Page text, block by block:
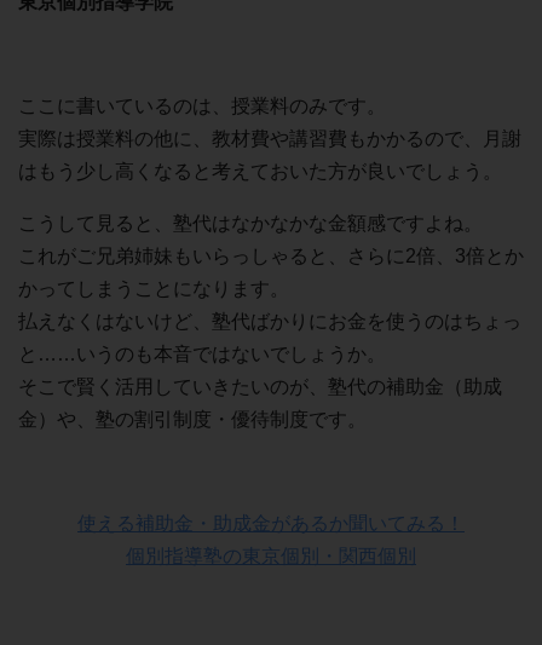
ここに書いているのは、授業料のみです。
実際は授業料の他に、教材費や講習費もかかるので、月謝
はもう少し高くなると考えておいた方が良いでしょう。
こうして見ると、塾代はなかなかな金額感ですよね。
これがご兄弟姉妹もいらっしゃると、さらに2倍、3倍とか
かってしまうことになります。
払えなくはないけど、塾代ばかりにお金を使うのはちょっ
と……いうのも本音ではないでしょうか。
そこで賢く活用していきたいのが、塾代の補助金（助成
金）や、塾の割引制度・優待制度です。
使える補助金・助成金があるか聞いてみる！
個別指導塾の東京個別・関西個別